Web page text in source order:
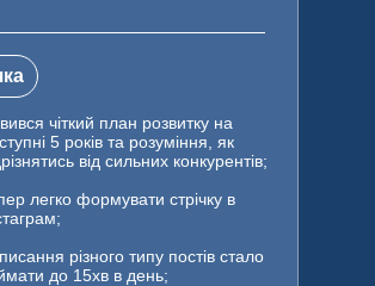
чіткий план розвитку на
5 років та розуміння, як
від сильних конкурентів;
легко формувати стрічку в
різного типу постів стало
до 15хв в день;